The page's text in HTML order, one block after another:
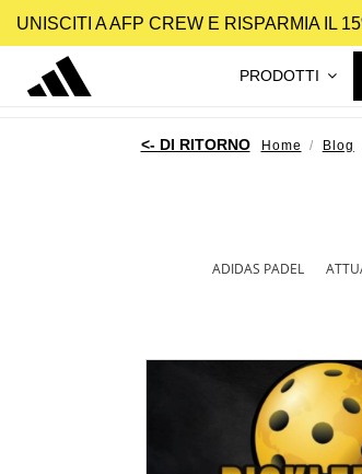
UNISCITI A AFP CREW E RISPARMIA IL
PRODOTTI
Home Blog
ADIDAS PADEL